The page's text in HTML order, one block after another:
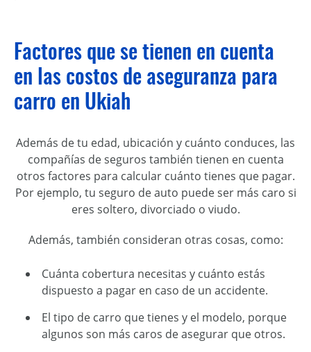
Factores que se tienen en cuenta
en las costos de aseguranza para
carro en Ukiah
Además de tu edad, ubicación y cuánto conduces, las
compañías de seguros también tienen en cuenta
otros factores para calcular cuánto tienes que pagar.
Por ejemplo, tu seguro de auto puede ser más caro si
eres soltero, divorciado o viudo.
Además, también consideran otras cosas, como:
Cuánta cobertura necesitas y cuánto estás
dispuesto a pagar en caso de un accidente.
El tipo de carro que tienes y el modelo, porque
algunos son más caros de asegurar que otros.